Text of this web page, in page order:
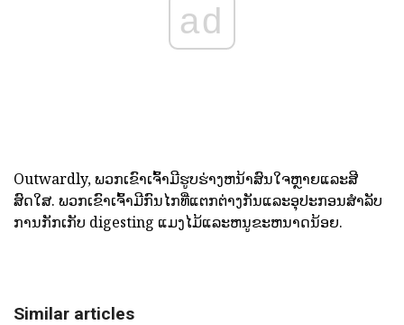
ad
Outwardly, ພວກເຂົາເຈົ້າມີຮູບຮ່າງຫນ້າສົນໃຈຫຼາຍແລະສີ
ສົດໃສ. ພວກເຂົາເຈົ້າມີກົນໄກທີ່ແຕກຕ່າງກັນແລະອຸປະກອນສໍາລັບ
ການກັກເກັບ digesting ແມງໄມ້ແລະຫນູຂະຫນາດນ້ອຍ.
Similar articles